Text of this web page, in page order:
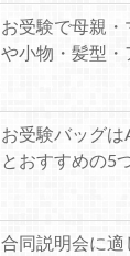
お受験で母親
や小物・髪型・
お受験バッグ
とおすすめの5
合同説明会に適